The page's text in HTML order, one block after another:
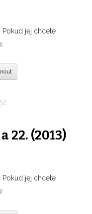
Pokud jej chcete
22. (2013)
Pokud jej chcete